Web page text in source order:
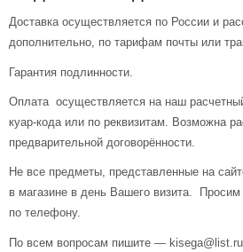
Доставка осуществляется по России и
дополнительно, по тарифам почты или
Гарантия подлинности.
Оплата осуществляется на наш
куар-кода или по реквизитам. Возможна
предварительной договорённости.
Не все предметы, представленные на
в магазине в день Вашего визита. Просим
по телефону.
По всем вопросам пишите — kisega@list.ru